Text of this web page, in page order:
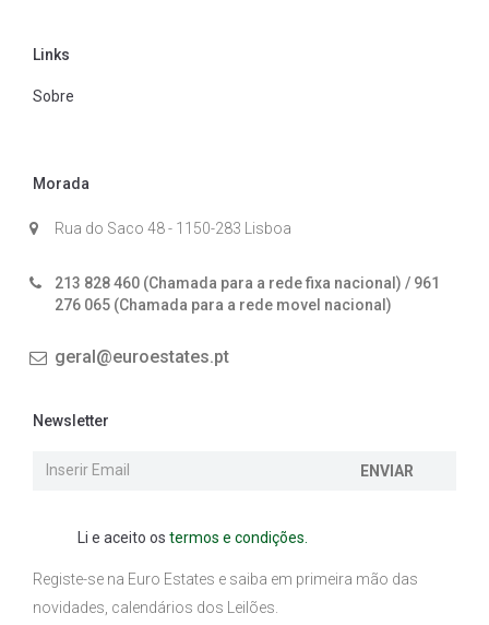
Links
Sobre
Morada
Rua do Saco 48 - 1150-283 Lisboa
213 828 460 (Chamada para a rede fixa nacional) / 961
276 065 (Chamada para a rede movel nacional)
geral@euroestates.pt
Newsletter
ENVIAR
Li e aceito os termos e condições.
Registe-se na Euro Estates e saiba em primeira mão das
novidades, calendários dos Leilões.